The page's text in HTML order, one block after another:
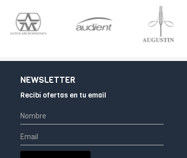
NEWSLETTER
Recibí ofertas en tu email